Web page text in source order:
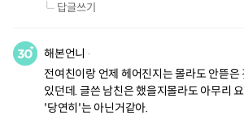
답글쓰기
해본언니
전여친이랑 언제 헤어진지는 몰라도 안뜯
있던데. 글쓴 남친은 했을지몰라도 아무리
'당연히'는 아닌거같아.